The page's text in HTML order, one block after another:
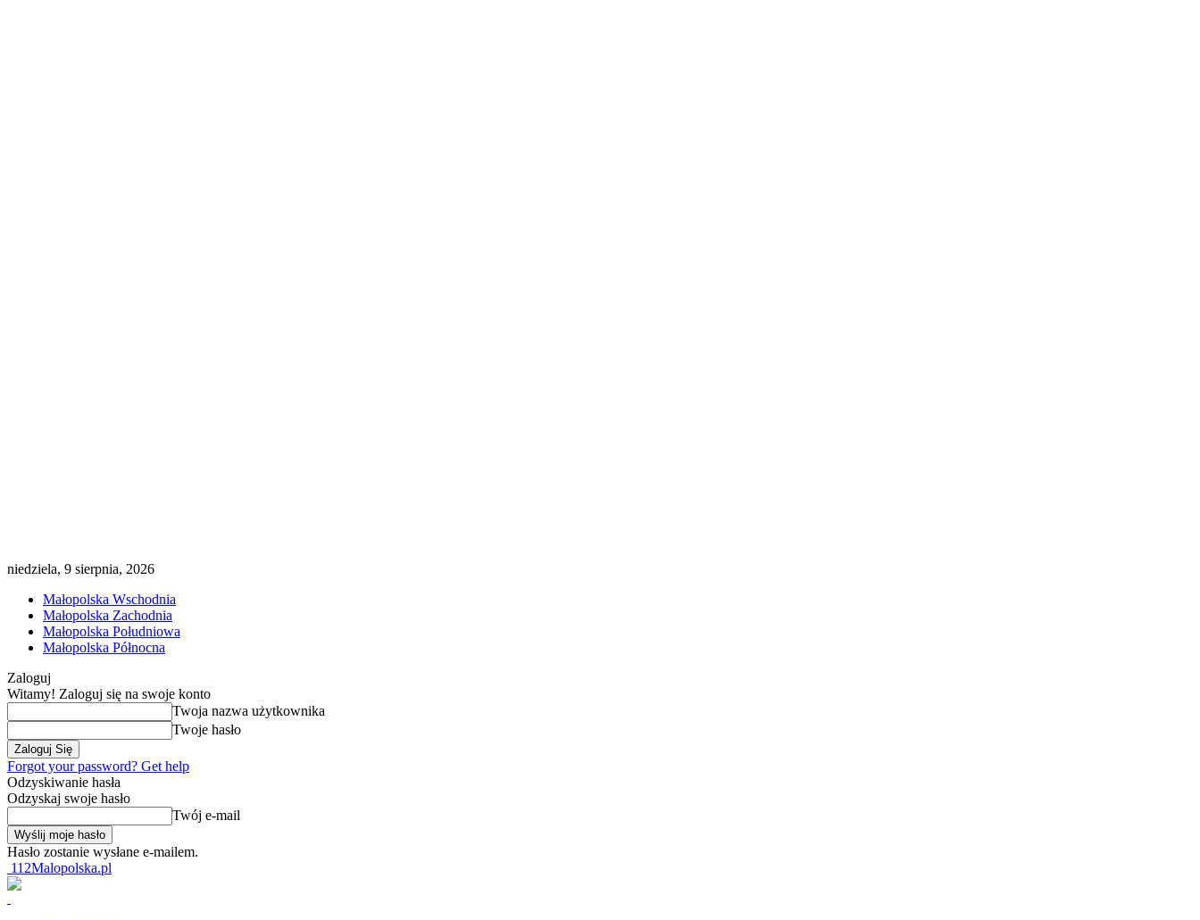
niedziela, 9 sierpnia, 2026
Małopolska Wschodnia
Małopolska Zachodnia
Małopolska Południowa
Małopolska Północna
Zaloguj
Witamy! Zaloguj się na swoje konto
Twoja nazwa użytkownika
Twoje hasło
Forgot your password? Get help
Odzyskiwanie hasła
Odzyskaj swoje hasło
Twój e-mail
Hasło zostanie wysłane e-mailem.
112Malopolska.pl